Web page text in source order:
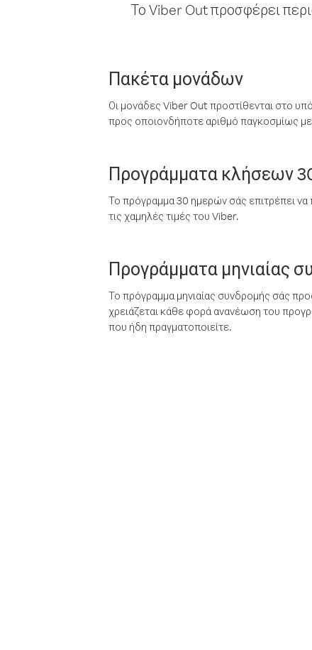
Το Viber Out προσφέρει
Πακέτα μονάδων
Οι μονάδες Viber Out προστίθενται στο
προς οποιονδήποτε αριθμό παγκοσμίως με
Προγράμματα κλήσεων
Το πρόγραμμα 30 ημερών σάς επιτρέπει να
τις χαμηλές τιμές του Viber.
Προγράμματα μηνιαίας
Το πρόγραμμα μηνιαίας συνδρομής σάς
χρειάζεται κάθε φορά ανανέωση του
που ήδη πραγματοποιείτε.